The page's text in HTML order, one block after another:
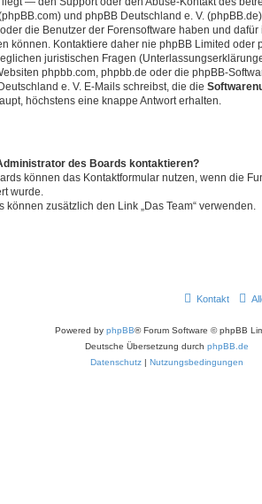
und phpBB Deutschland e. V.
die Benutzer der Forensoftware haben und
können. Kontaktiere daher nie phpBB Limited oder
juristischen Fragen
phpbb.com, phpbb.de oder die phpBB-
e. V. E-Mails schreibst, die die
höchstens eine knappe Antwort erhalten.
des Boards kontaktieren?
können das Kontaktformular nutzen, wenn die
wurde.
können zusätzlich den Link „Das Team“ verwenden.
Kontakt
Powered by phpBB® Forum Software © phpBB
Deutsche Übersetzung durch phpBB.de
Datenschutz | Nutzungsbedingungen